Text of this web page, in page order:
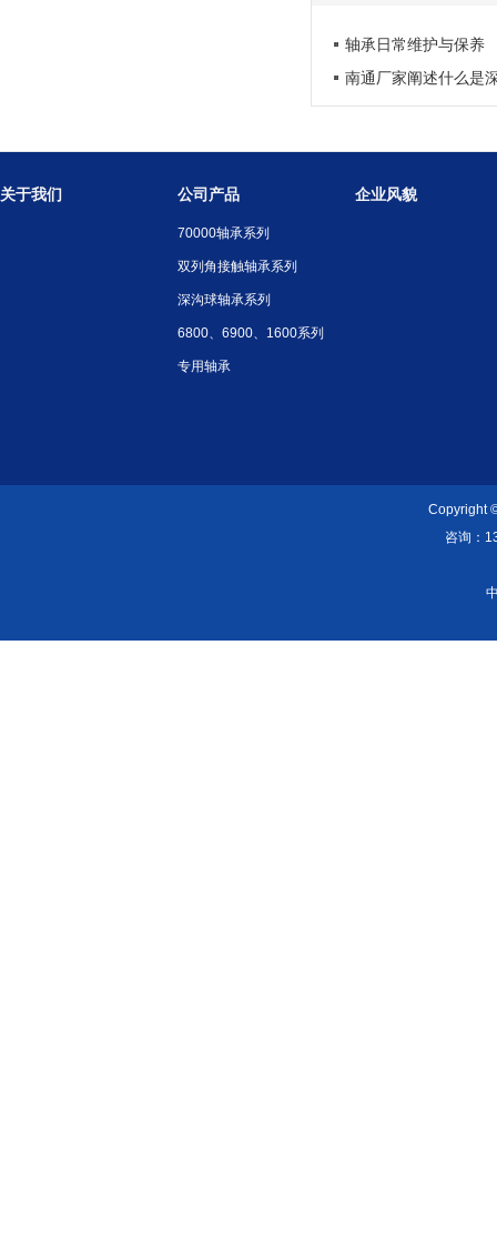
轴承日常维护与保养
南通厂家阐述什么是
关于我们 公司产品
70000轴承系列
双列角接触轴承系列
深沟球轴承系列
6800、6900、1600系列
专用轴承
企业风貌
Copyright
咨询：